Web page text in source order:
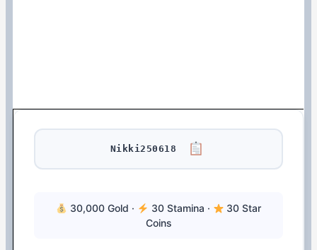
Nikki250618
30,000 Gold · 30 Stamina ·
30 Star
Coins